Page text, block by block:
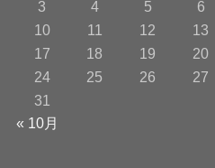
3
4 5 6
10
11 12 13
17
18 19 20
24
25 26 27
31
« 10月